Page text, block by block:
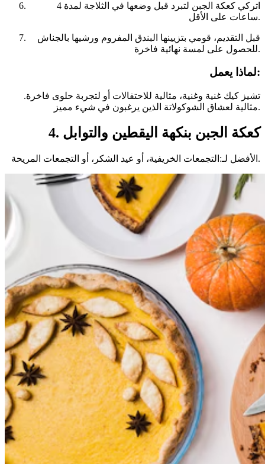
اتركي كعكة الجبن لتبرد قبل وضعها في الثلاجة لمدة 4
ساعات على الأقل.
قبل التقديم، قومي بتزيينها البندق المفروم ورشيها بالجناش
للحصول على لمسة نهائية فاخرة.
لماذا يعمل:
تشيز كيك غنية وغنية، مثالية للاحتفالات أو لتجربة حلوى فاخرة.
مثالية لعشاق الشوكولاتة الذين يرغبون في شيء مميز.
4. كعكة الجبن بنكهة اليقطين والتوابل
الأفضل لـ:التجمعات الخريفية، أو عيد الشكر، أو التجمعات المريحة.